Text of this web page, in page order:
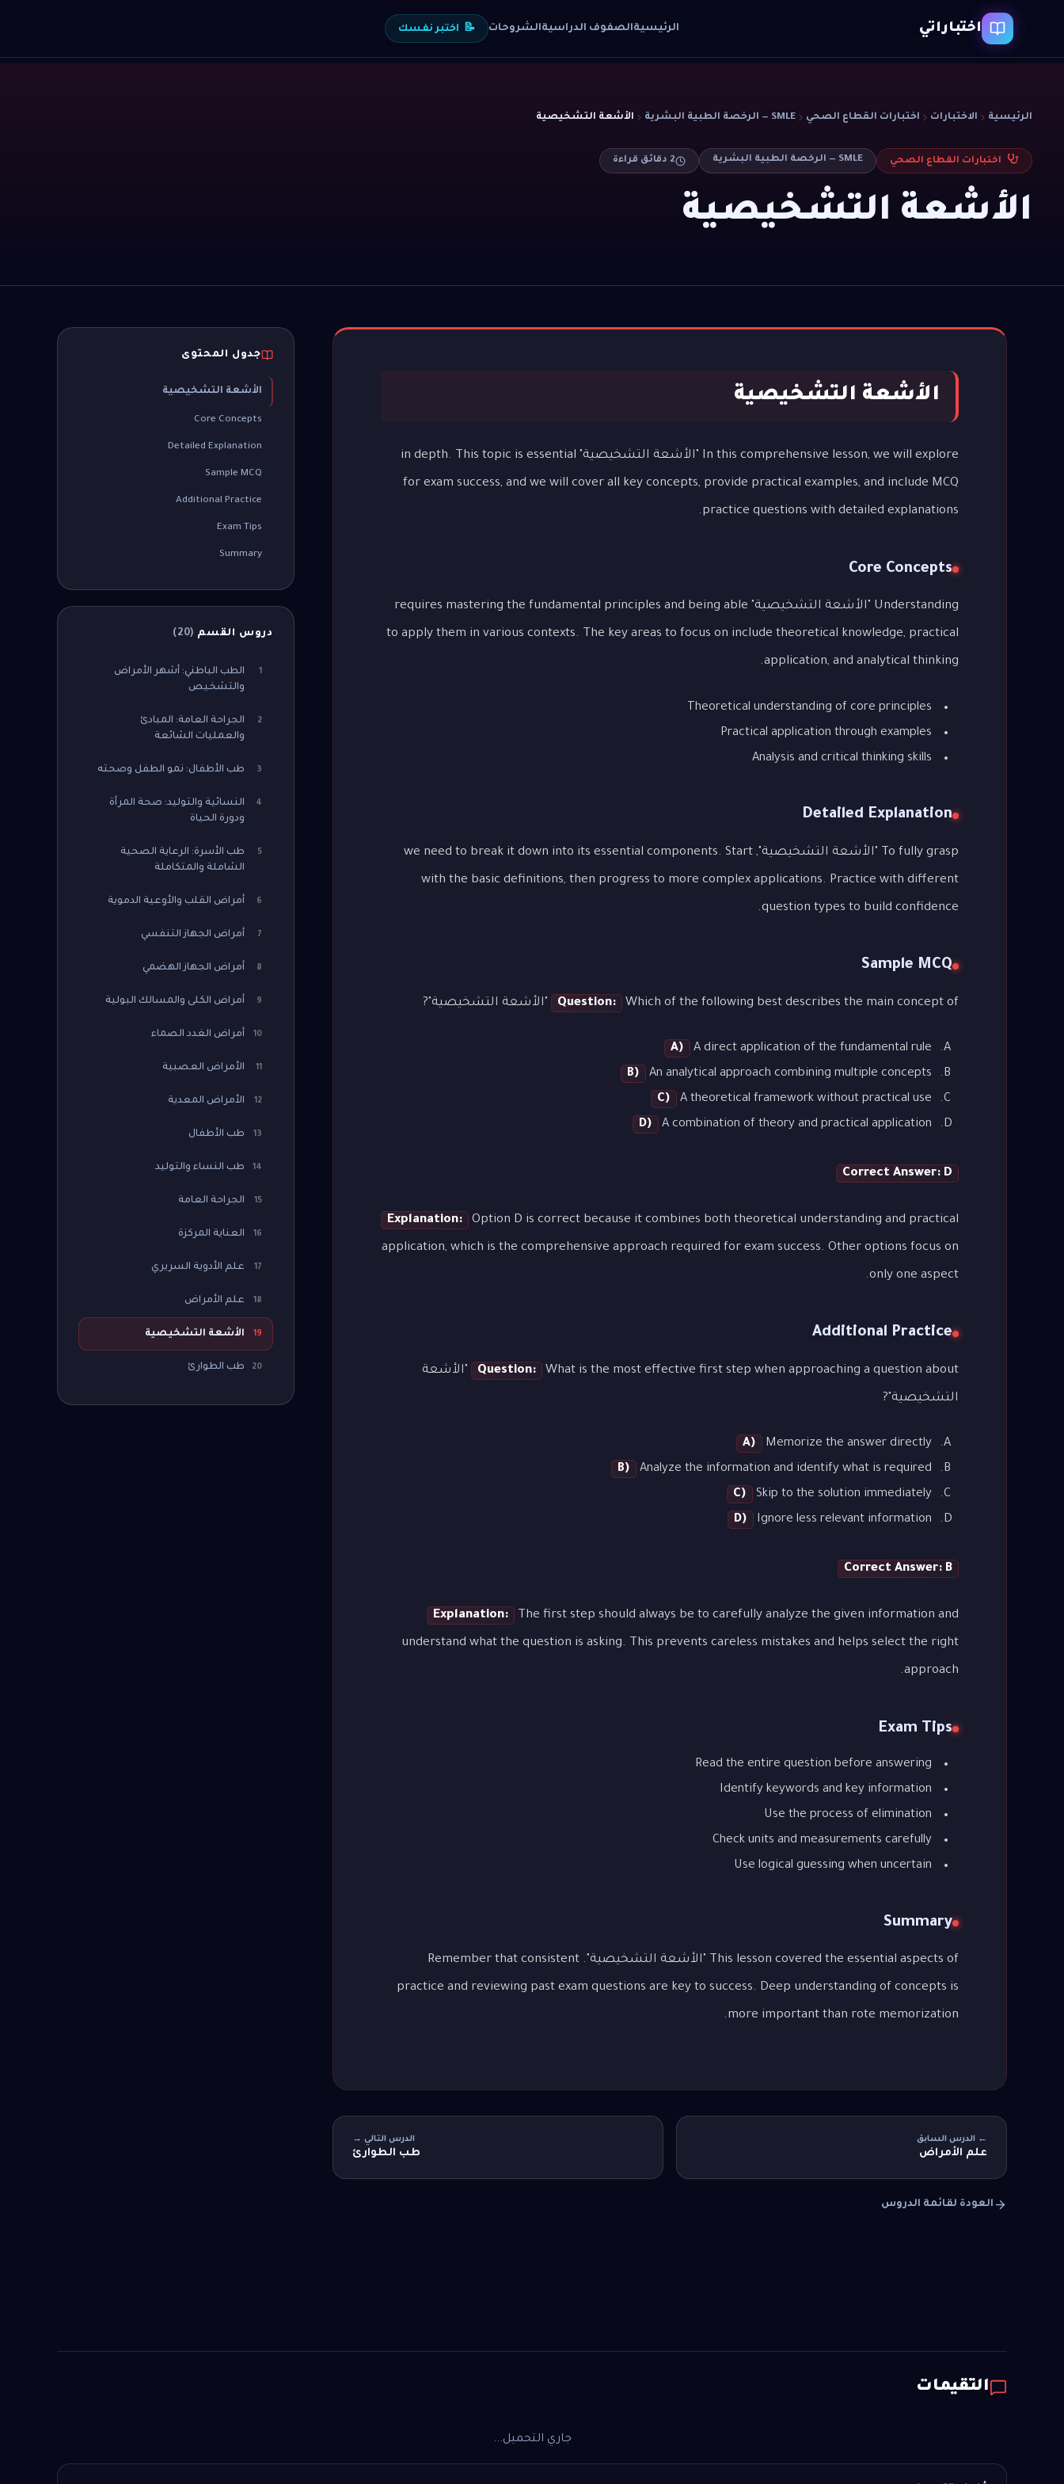
اختباراتي الرئيسيةالصفوف الدراسيةالشروحات 📝 اختبر نفسك
الرئيسية الاختبارات اختبارات القطاع الصحي SMLE — الرخصة الطبية البشرية الأشعة التشخيصية
اختبارات القطاع الصحي SMLE — الرخصة الطبية البشرية 2 دقائق قراءة
الأشعة التشخيصية
الأشعة التشخيصية
In this comprehensive lesson, we will explore "الأشعة التشخيصية" in depth. This topic is essential
for exam success, and we will cover all key concepts, provide practical examples, and include MCQ
practice questions with detailed explanations.
Core Concepts
Understanding "الأشعة التشخيصية" requires mastering the fundamental principles and being able
to apply them in various contexts. The key areas to focus on include theoretical knowledge, practical
application, and analytical thinking.
Theoretical understanding of core principles
Practical application through examples
Analysis and critical thinking skills
Detailed Explanation
To fully grasp "الأشعة التشخيصية", we need to break it down into its essential components. Start
with the basic definitions, then progress to more complex applications. Practice with different
question types to build confidence.
Sample MCQ
Question: Which of the following best describes the main concept of "الأشعة التشخيصية"?
A)
A direct application of the fundamental rule
B)
An analytical approach combining multiple concepts
C)
A theoretical framework without practical use
D)
A combination of theory and practical application
Correct Answer: D
Explanation: Option D is correct because it combines both theoretical understanding and practical
application, which is the comprehensive approach required for exam success. Other options focus on
only one aspect.
Additional Practice
Question: What is the most effective first step when approaching a question about "الأشعة
التشخيصية"?
A)
Memorize the answer directly
B)
Analyze the information and identify what is required
C)
Skip to the solution immediately
D)
Ignore less relevant information
Correct Answer: B
Explanation: The first step should always be to carefully analyze the given information and
understand what the question is asking. This prevents careless mistakes and helps select the right
approach.
Exam Tips
Read the entire question before answering
Identify keywords and key information
Use the process of elimination
Check units and measurements carefully
Use logical guessing when uncertain
Summary
This lesson covered the essential aspects of "الأشعة التشخيصية". Remember that consistent
practice and reviewing past exam questions are key to success. Deep understanding of concepts is
more important than rote memorization.
← الدرس السابق
علم الأمراض
الدرس التالي →
طب الطوارئ
العودة لقائمة الدروس
جدول المحتوى
الأشعة التشخيصية
Core Concepts
Detailed Explanation
Sample MCQ
Additional Practice
Exam Tips
Summary
دروس القسم (
20
)
1
الطب الباطني: أشهر الأمراض
والتشخيص
2
الجراحة العامة: المبادئ
والعمليات الشائعة
3 طب الأطفال: نمو الطفل وصحته
4
النسائية والتوليد: صحة المرأة
ودورة الحياة
5
طب الأسرة: الرعاية الصحية
الشاملة والمتكاملة
6 أمراض القلب والأوعية الدموية
7 أمراض الجهاز التنفسي
8 أمراض الجهاز الهضمي
9 أمراض الكلى والمسالك البولية
10 أمراض الغدد الصماء
11 الأمراض العصبية
12 الأمراض المعدية
13 طب الأطفال
14 طب النساء والتوليد
15 الجراحة العامة
16 العناية المركزة
17 علم الأدوية السريري
18 علم الأمراض
19 الأشعة التشخيصية
20 طب الطوارئ
التقيمات
جاري التحميل...